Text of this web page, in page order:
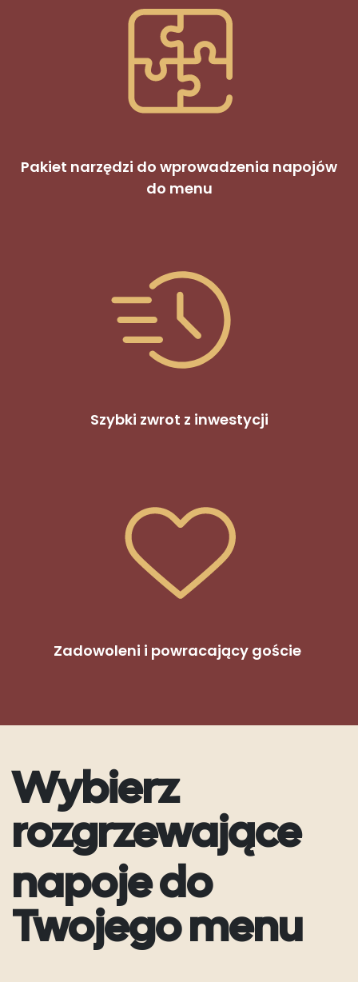
Pakiet narzędzi do wprowadzenia napojów
do menu
​Szybki zwrot z inwestycji
Zadowoleni i powracający goście
Wybierz
rozgrzewające
napoje do
Twojego menu